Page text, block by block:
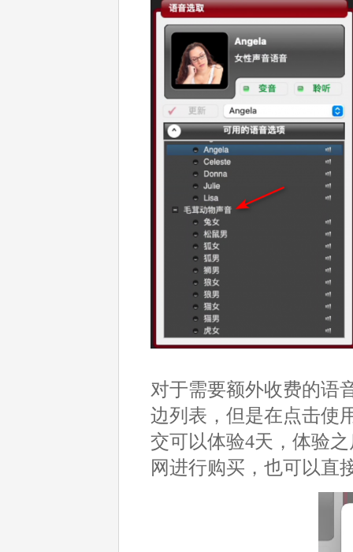
对于需要额外收费的语
边列表，但是在点击使
交可以体验4天，体验
网进行购买，也可以直